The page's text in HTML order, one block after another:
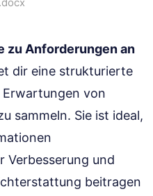
zu Anforderungen an
dir eine strukturierte
von
sammeln. Sie ist ideal,
Verbesserung und
beitragen